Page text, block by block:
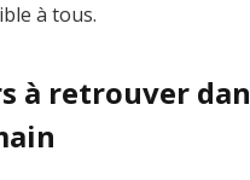
à tous.
à retrouver